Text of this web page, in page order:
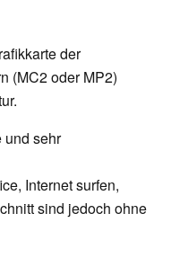
der
(MC2 oder MP2)
und sehr
Internet surfen,
sind jedoch ohne